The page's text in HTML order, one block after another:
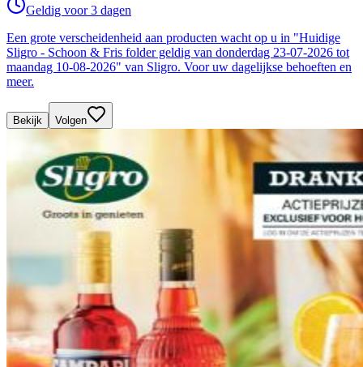
Geldig voor 3 dagen
Een grote verscheidenheid aan producten wacht op u in "Huidige
Sligro - Schoon & Fris folder geldig van donderdag 23-07-2026 tot
maandag 10-08-2026" van Sligro. Voor uw dagelijkse behoeften en
meer.
Bekijk Volgen